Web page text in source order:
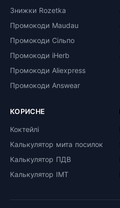
Знижки Rozetka
Промокоди Maudau
Промокоди Сільпо
Промокоди iHerb
Промокоди Aliexpress
Промокоди Answear
КОРИСНЕ
Коктейлі
Калькулятор мита посилок
Калькулятор ПДВ
Калькулятор ІМТ